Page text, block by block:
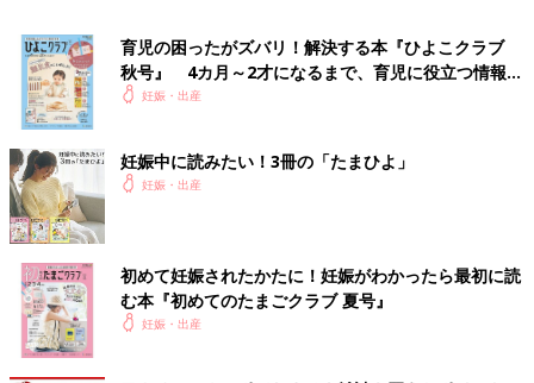
生後1カ月、保育器にいる葉琥くん。このときはまだ人工呼吸器をつけています。
――葉琥くんの状態について医師からどんな説明があったか教え
てください。
謙太 葉琥は生後すぐに精密検査を受け、その結果を医師が説明
してくれました。まず、身長が28㎝、体重が573gであること、
そして肺が未熟なため呼吸器系のリスクが高く、感染症にかかっ
てしまうと命の危険があると説明されました。最初の1週間が山
場です、という言葉も。その言葉にショックで頭の中が真っ白に
なりました。
育児の困ったがズバリ！解決する本『ひよこクラブ
秋号』 4カ月～2才になるまで、育児に役立つ情報が
いっぱい！
妊娠・出産
妊娠中に読みたい！3冊の「たまひよ」
妊娠・出産
初めて妊娠されたかたに！妊娠がわかったら最初に読
む本『初めてのたまごクラブ 夏号』
妊娠・出産